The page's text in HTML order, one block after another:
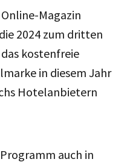
Magazin
2024 zum dritten
kostenfreie
in diesem Jahr
Hotelanbietern
auch in